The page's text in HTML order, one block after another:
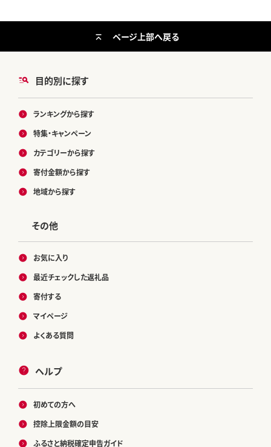
目的別に探す
ランキングから探す
特集・キャンペーン
カテゴリーから探す
寄付金額から探す
地域から探す
その他
お気に入り
最近チェックした返礼品
寄付する
マイページ
よくある質問
ヘルプ
初めての方へ
控除上限金額の目安
ふるさと納税確定申告ガイド
ページ上部へ戻る